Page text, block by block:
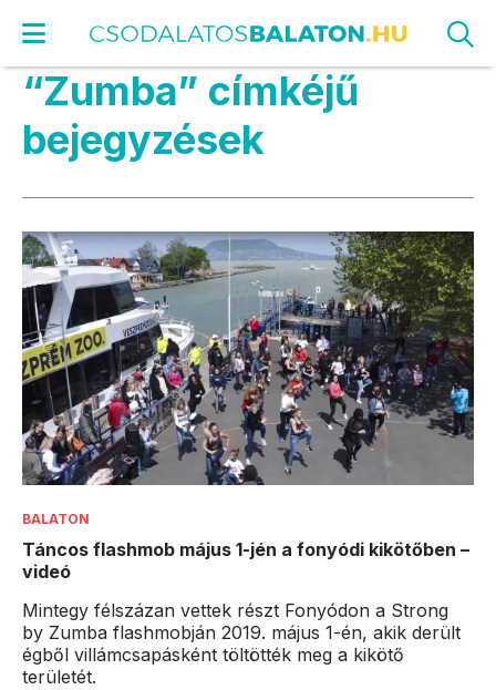
“Zumba” címkéjű
bejegyzések
BALATON
Táncos flashmob május 1-jén a fonyódi kikötőben –
videó
Mintegy félszázan vettek részt Fonyódon a Strong
by Zumba flashmobján 2019. május 1-én, akik derült
égből villámcsapásként töltötték meg a kikötő
területét.